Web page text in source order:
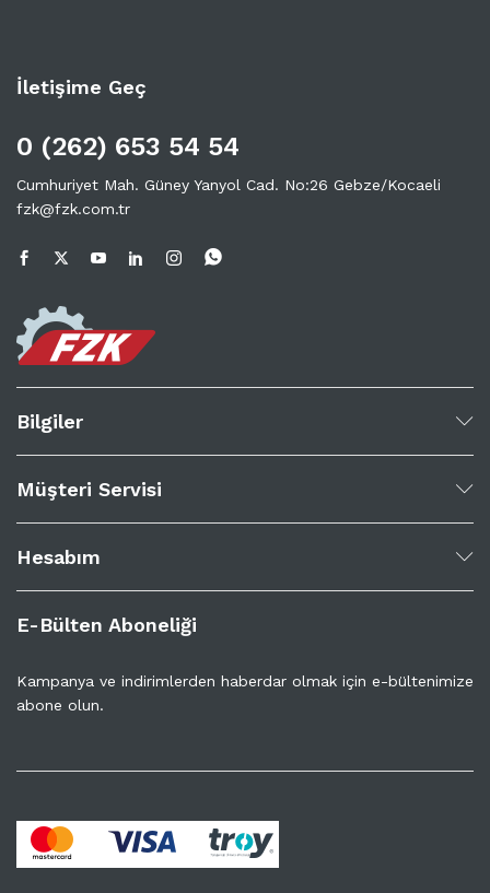
İletişime Geç
0 (262) 653 54 54
Cumhuriyet Mah. Güney Yanyol Cad. No:26 Gebze/Kocaeli
fzk@fzk.com.tr
Bilgiler
Müşteri Servisi
Hesabım
E-Bülten Aboneliği
Kampanya ve indirimlerden haberdar olmak için e-bültenimize
abone olun.